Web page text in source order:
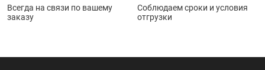
Всегда на связи по вашему
заказу
Соблюдаем сроки и условия
отгрузки